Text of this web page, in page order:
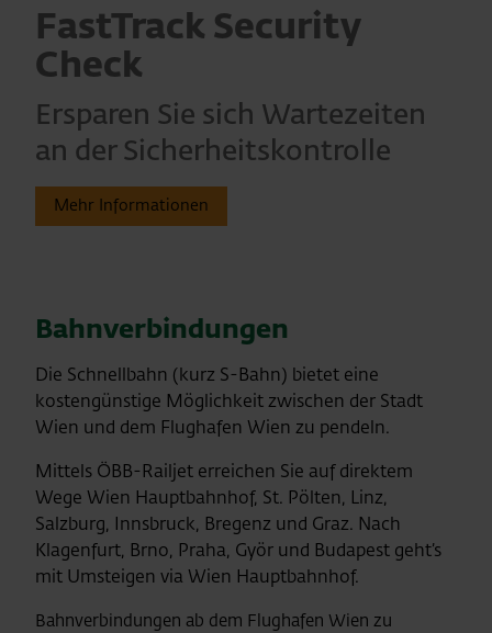
FastTrack Security
Check
Ersparen Sie sich Wartezeiten
an der Sicherheitskontrolle
Mehr Informationen
Bahnverbindungen
Die Schnellbahn (kurz S-Bahn) bietet eine
kostengünstige Möglichkeit zwischen der Stadt
Wien und dem Flughafen Wien zu pendeln.
Mittels ÖBB-Railjet erreichen Sie auf direktem
Wege Wien Hauptbahnhof, St. Pölten, Linz,
Salzburg, Innsbruck, Bregenz und Graz. Nach
Klagenfurt, Brno, Praha, Györ und Budapest geht’s
mit Umsteigen via Wien Hauptbahnhof.
Bahnverbindungen ab dem Flughafen Wien zu